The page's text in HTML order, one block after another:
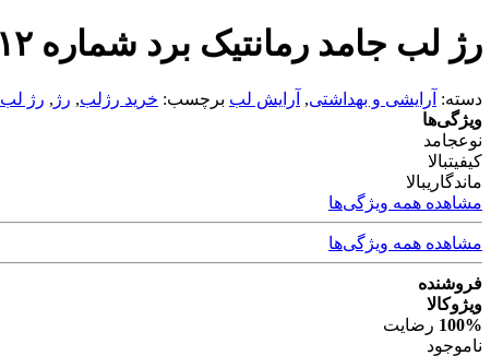
رژ لب جامد رمانتیک برد شماره ۱۲
دسته: آرایشی و بهداشتی, آرایش لب برچسب: خرید رژلب, رژ , رژ لب
ویژگی‌ها
نوعجامد
کیفیتبالا
ماندگاریبالا
مشاهده همه ویژگی‌ها
مشاهده همه ویژگی‌ها
فروشنده
ویژوکالا
100% رضایت
ناموجود